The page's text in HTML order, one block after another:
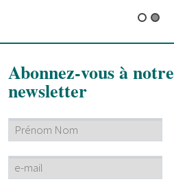
Abonnez-vous à notre
newsletter